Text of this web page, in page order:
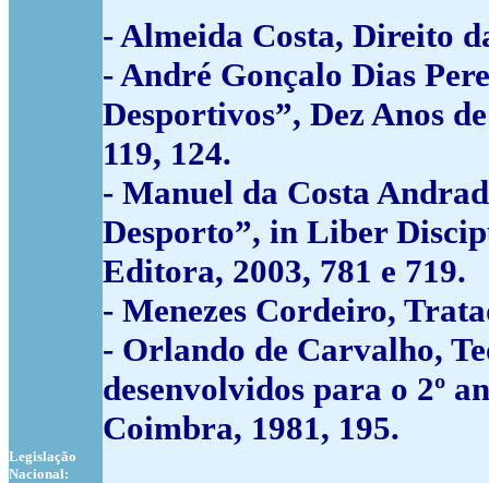
- Almeida Costa, Direito
- André Gonçalo Dias
Desportivos”, Dez Anos
119, 124.
- Manuel da Costa
Desporto”, in Liber
Editora, 2003, 781 e 719.
- Menezes Cordeiro,
- Orlando de Carvalho,
desenvolvidos para o 2º
Coimbra, 1981, 195.
Legislação
Nacional: